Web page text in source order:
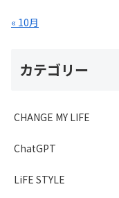
« 10月
カテゴリー
CHANGE MY LIFE
ChatGPT
LiFE STYLE